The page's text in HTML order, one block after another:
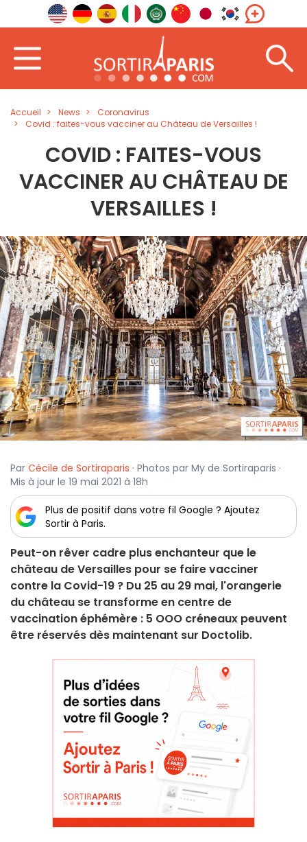
Accueil News
Coronavirus
Covid : faites-vous vacciner au Château de Versailles !
COVID : FAITES-VOUS
VACCINER AU CHÂTEAU DE
VERSAILLES !
Par Cécile de Sortiraparis · Photos par My de Sortiraparis ·
Mis à jour le 19 mai 2021 à 18h
Plus de positif dans votre fil Google ? Ajoutez
Sortir à Paris.
Peut-on rêver cadre plus enchanteur que le
château de Versailles pour se faire vacciner
contre la Covid-19 ? Du 25 au 29 mai, l'orangerie
du château se transforme en centre de
vaccination éphémère : 5 OOO créneaux peuvent
être réservés dès maintenant sur Doctolib.